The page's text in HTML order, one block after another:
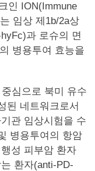
인 ION(Immune
임상 제1b/2a상
과 로슈의 면
병용투여 효능을
심으로 북미 유수
된 네트워크로서
관 임상시험을 수
병용투여의 항암
성 피부암 환자
환자(anti-PD-